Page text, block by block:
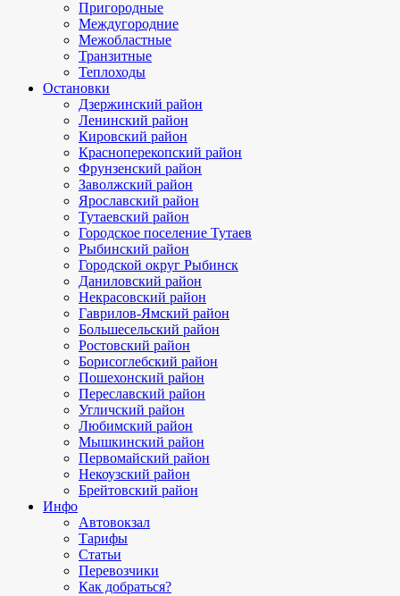
Пригородные
Междугородние
Межобластные
Транзитные
Теплоходы
Остановки
Дзержинский район
Ленинский район
Кировский район
Красноперекопский район
Фрунзенский район
Заволжский район
Ярославский район
Тутаевский район
Городское поселение Тутаев
Рыбинский район
Городской округ Рыбинск
Даниловский район
Некрасовский район
Гаврилов-Ямский район
Большесельский район
Ростовский район
Борисоглебский район
Пошехонский район
Переславский район
Угличский район
Любимский район
Мышкинский район
Первомайский район
Некоузский район
Брейтовский район
Инфо
Автовокзал
Тарифы
Статьи
Перевозчики
Как добраться?